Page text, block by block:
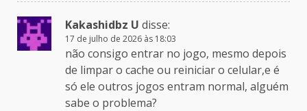
Kakashidbz U disse:
17 de julho de 2026 às 18:03
não consigo entrar no jogo, mesmo depois
de limpar o cache ou reiniciar o celular,e é
só ele outros jogos entram normal, alguém
sabe o problema?